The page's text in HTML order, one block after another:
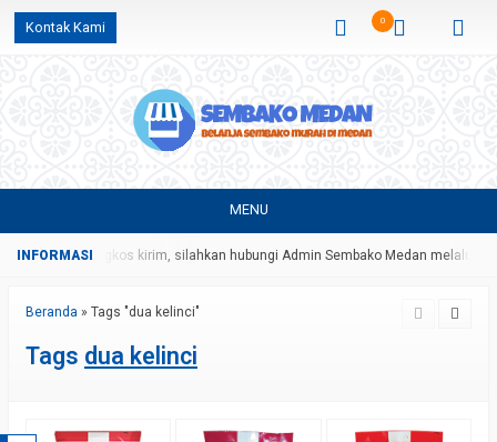
Kontak Kami 0
MENU
harga dan ongkos kirim, silahkan hubungi Admin Sembako Medan melalui
Beranda » Tags "dua kelinci"
Tags dua kelinci